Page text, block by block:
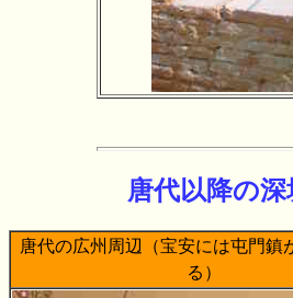
唐代以降の深
唐代の広州周辺（宝安には屯門鎮
る）